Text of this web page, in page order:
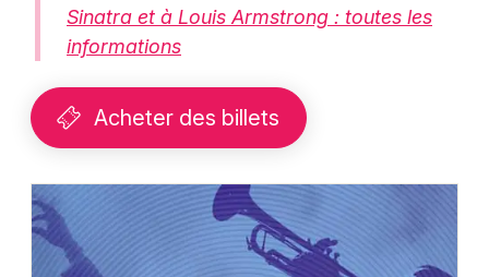
Sinatra et à Louis Armstrong : toutes les
informations
Acheter des billets